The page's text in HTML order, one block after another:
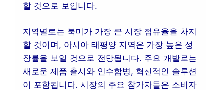
할 것으로 보입니다.
지역별로는 북미가 가장 큰 시장 점유율을 차지
할 것이며, 아시아 태평양 지역은 가장 높은 성
장률을 보일 것으로 전망됩니다. 주요 개발로는
새로운 제품 출시와 인수합병, 혁신적인 솔루션
이 포함됩니다. 시장의 주요 참가자들은 소비자